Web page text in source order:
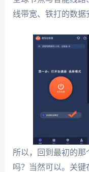
线带宽、铁打的数据
所以，回到最初的那
吗？当然可以。关